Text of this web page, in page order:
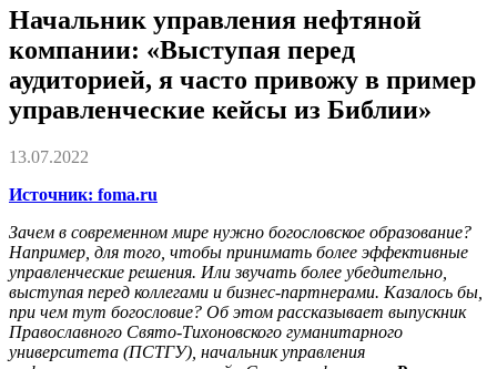
Начальник управления нефтяной
компании: «Выступая перед
аудиторией, я часто привожу в пример
управленческие кейсы из Библии»
13.07.2022
Источник: foma.ru
Зачем в современном мире нужно богословское образование?
Например, для того, чтобы принимать более эффективные
управленческие решения. Или звучать более убедительно,
выступая перед коллегами и бизнес-партнерами. Казалось бы,
при чем тут богословие? Об этом рассказывает выпускник
Православного Свято-Тихоновского гуманитарного
университета (ПСТГУ), начальник управления